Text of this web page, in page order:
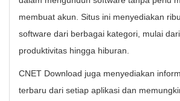
membuat akun. Situs ini menyediakan
software dari berbagai kategori, mulai
produktivitas hingga hiburan.
CNET Download juga menyediakan
terbaru dari setiap aplikasi dan